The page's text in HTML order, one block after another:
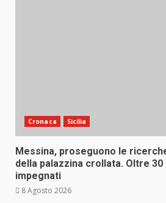
Cronaca Sicilia
Messina, proseguono le
della palazzina crollata. Oltre
impegnati
8 Agosto 2026